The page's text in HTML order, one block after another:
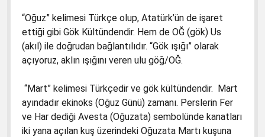
2016-2017 Türkçe 4 Kitabının Kapağında
Atatürk Yerlerde
Değerler Eğitimi Gerçekten Yap-Boz
Kabede Petrol Tankerleri
Türkçe-1’de Beberobo ve Siberton Kilise
Reklamları
4. Sınıf Türkçe Dava Dilekçesi
5. Sınıf İngilizce Dava Dilekçesi
2. Sınıf İngilizce Hataları Düzeltilmiştir Diyen
MEB’e Teslim Tutanağı
İngilizce 2. Sınıf TTK Başkanından Tubitak’a
“Oğuz” kelimesi Türkçe olup, Atatürk’ün de işaret
ettiği gibi Gök Kültündendir. Hem de OĞ (gök) Us
(akıl) ile doğrudan bağlantılıdır. “Gök ışığı” olarak
açıyoruz, aklın ışığını veren ulu göğ/OĞ.
“Mart” kelimesi Türkçedir ve gök kültündendir. Mart
ayındadır ekinoks (Oğuz Günü) zamanı. Perslerin Fer
ve Har dediği Avesta (Oğuzata) sembolünde kanatları
iki yana açılan kuş üzerindeki Oğuzata Martı kuşuna